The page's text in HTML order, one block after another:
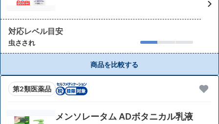
対応レベル目安
虫さされ
商品を比較する
第2類医薬品
メンソレータム ADボタニカル乳液